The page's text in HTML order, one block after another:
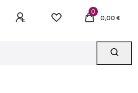
0
0,00 €